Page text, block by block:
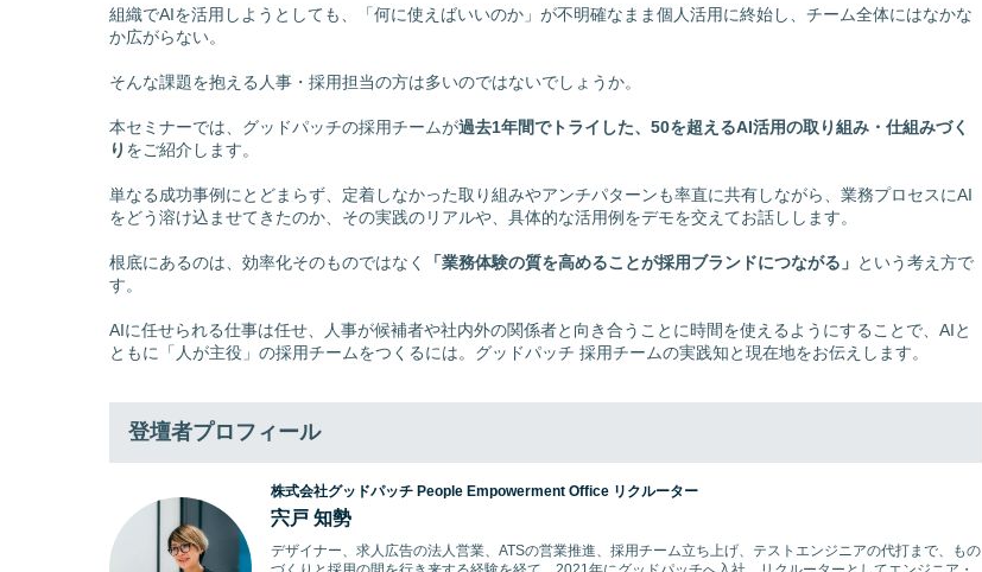
組織でAIを活用しようとしても、「何に使えばいいのか」が不明確なまま個人活用に終始し、チーム全体にはなかな
か広がらない。
そんな課題を抱える人事・採用担当の方は多いのではないでしょうか。
本セミナーでは、グッドパッチの採用チームが過去1年間でトライした、50を超えるAI活用の取り組み・仕組みづく
り をご紹介します。
単なる成功事例にとどまらず、定着しなかった取り組みやアンチパターンも率直に共有しながら、業務プロセスにAI
をどう溶け込ませてきたのか、その実践のリアルや、具体的な活用例をデモを交えてお話しします。
根底にあるのは、効率化そのものではなく 「業務体験の質を高めることが採用ブランドにつながる」 という考え方で
す。
AIに任せられる仕事は任せ、人事が候補者や社内外の関係者と向き合うことに時間を使えるようにすることで、AIと
ともに「人が主役」の採用チームをつくるには。グッドパッチ 採用チームの実践知と現在地をお伝えします。
登壇者プロフィール
株式会社グッドパッチ People Empowerment Office リクルーター
宍戸 知勢
デザイナー、求人広告の法人営業、ATSの営業推進、採用チーム立ち上げ、テストエンジニアの代打まで、もの